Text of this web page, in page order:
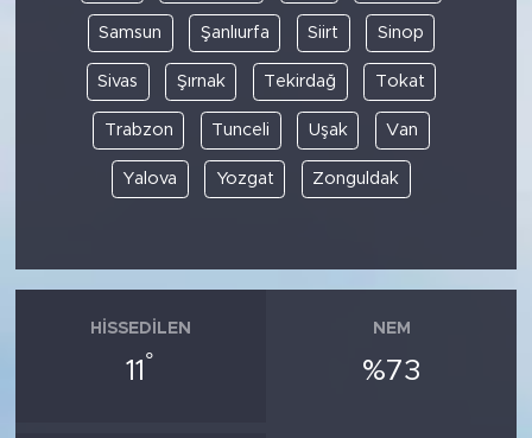
Samsun Şanlıurfa Siirt Sinop
Sivas Şırnak Tekirdağ Tokat
Trabzon Tunceli Uşak Van
Yalova Yozgat Zonguldak
HISSEDILEN
11 °
NEM
%73